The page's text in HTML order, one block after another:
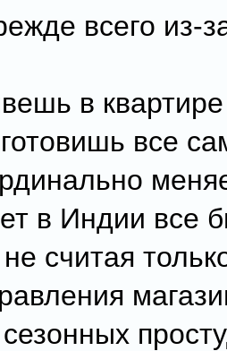
всего из-
в
все
в Индии все
считая